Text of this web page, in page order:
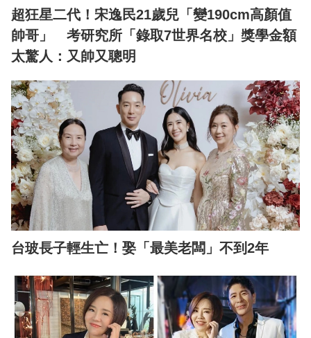
超狂星二代！宋逸民21歲兒「變190cm高顏值
帥哥」 考研究所「錄取7世界名校」獎學金額
太驚人：又帥又聰明
台玻長子輕生亡！娶「最美老闆」不到2年